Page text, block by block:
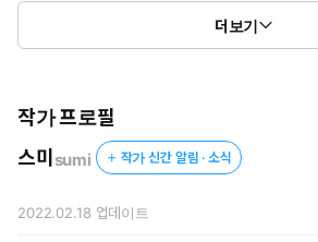
유이는 기대감에 가슴이 부풀었지만, 소이
수가 없다...?!
무겁고도 사랑스러운 순애 이야기.
더보기
작가 프로필
스미 sumi 작가 신간 알림 · 소식
2022.02.18 업데이트